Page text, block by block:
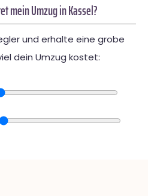
mein Umzug in Kassel?
und erhalte eine grobe
dein Umzug kostet: